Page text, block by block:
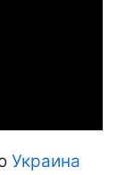
Украина